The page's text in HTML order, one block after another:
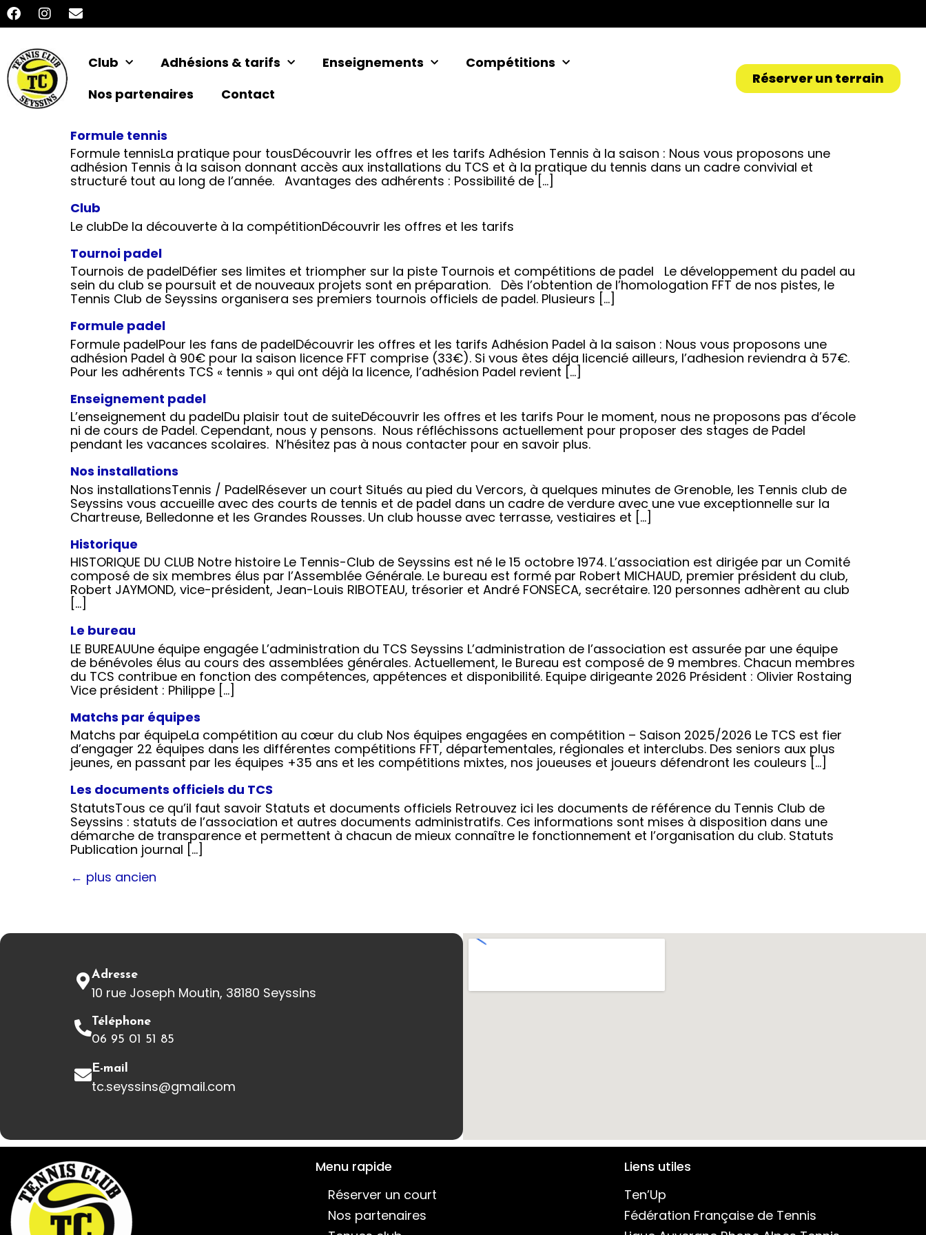
Club Adhésions & tarifs Enseignements
Compétitions
Nos partenaires
Contact
Réserver un terrain
Formule tennis
Formule tennisLa pratique pour tousDécouvrir les offres et les tarifs Adhésion Tennis à la saison : Nous vous proposons une
adhésion Tennis à la saison donnant accès aux installations du TCS et à la pratique du tennis dans un cadre convivial et
structuré tout au long de l’année. Avantages des adhérents : Possibilité de […]
Club
Le clubDe la découverte à la compétitionDécouvrir les offres et les tarifs
Tournoi padel
Tournois de padelDéfier ses limites et triompher sur la piste Tournois et compétitions de padel Le développement du padel au
sein du club se poursuit et de nouveaux projets sont en préparation. Dès l’obtention de l’homologation FFT de nos pistes, le
Tennis Club de Seyssins organisera ses premiers tournois officiels de padel. Plusieurs […]
Formule padel
Formule padelPour les fans de padelDécouvrir les offres et les tarifs Adhésion Padel à la saison : Nous vous proposons une
adhésion Padel à 90€ pour la saison licence FFT comprise (33€). Si vous êtes déja licencié ailleurs, l’adhesion reviendra à 57€.
Pour les adhérents TCS « tennis » qui ont déjà la licence, l’adhésion Padel revient […]
Enseignement padel
L’enseignement du padelDu plaisir tout de suiteDécouvrir les offres et les tarifs Pour le moment, nous ne proposons pas d’école
ni de cours de Padel. Cependant, nous y pensons. Nous réfléchissons actuellement pour proposer des stages de Padel
pendant les vacances scolaires. N’hésitez pas à nous contacter pour en savoir plus.
Nos installations
Nos installationsTennis / PadelRésever un court Situés au pied du Vercors, à quelques minutes de Grenoble, les Tennis club de
Seyssins vous accueille avec des courts de tennis et de padel dans un cadre de verdure avec une vue exceptionnelle sur la
Chartreuse, Belledonne et les Grandes Rousses. Un club housse avec terrasse, vestiaires et […]
Historique
HISTORIQUE DU CLUB Notre histoire Le Tennis-Club de Seyssins est né le 15 octobre 1974. L’association est dirigée par un Comité
composé de six membres élus par l’Assemblée Générale. Le bureau est formé par Robert MICHAUD, premier président du club,
Robert JAYMOND, vice-président, Jean-Louis RIBOTEAU, trésorier et André FONSECA, secrétaire. 120 personnes adhèrent au club
[…]
Le bureau
LE BUREAUUne équipe engagée L’administration du TCS Seyssins L’administration de l’association est assurée par une équipe
de bénévoles élus au cours des assemblées générales. Actuellement, le Bureau est composé de 9 membres. Chacun membres
du TCS contribue en fonction des compétences, appétences et disponibilité. Equipe dirigeante 2026 Président : Olivier Rostaing
Vice président : Philippe […]
Matchs par équipes
Matchs par équipeLa compétition au cœur du club Nos équipes engagées en compétition – Saison 2025/2026 Le TCS est fier
d’engager 22 équipes dans les différentes compétitions FFT, départementales, régionales et interclubs. Des seniors aux plus
jeunes, en passant par les équipes +35 ans et les compétitions mixtes, nos joueuses et joueurs défendront les couleurs […]
Les documents officiels du TCS
StatutsTous ce qu’il faut savoir Statuts et documents officiels Retrouvez ici les documents de référence du Tennis Club de
Seyssins : statuts de l’association et autres documents administratifs. Ces informations sont mises à disposition dans une
démarche de transparence et permettent à chacun de mieux connaître le fonctionnement et l’organisation du club. Statuts
Publication journal […]
← plus ancien
Adresse
10 rue Joseph Moutin, 38180 Seyssins
Téléphone
06 95 01 51 85
E-mail
tc.seyssins@gmail.com
Menu rapide
Réserver un court
Nos partenaires
Liens utiles
Ten’Up
Fédération Française de Tennis